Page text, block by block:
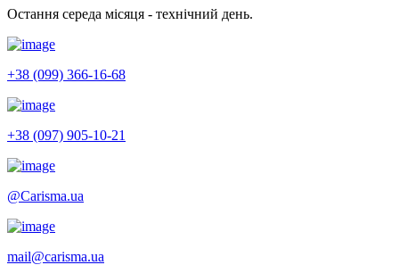
Остання середа місяця - технічний день.
+38 (099) 366-16-68
+38 (097) 905-10-21
@Carisma.ua
mail@carisma.ua